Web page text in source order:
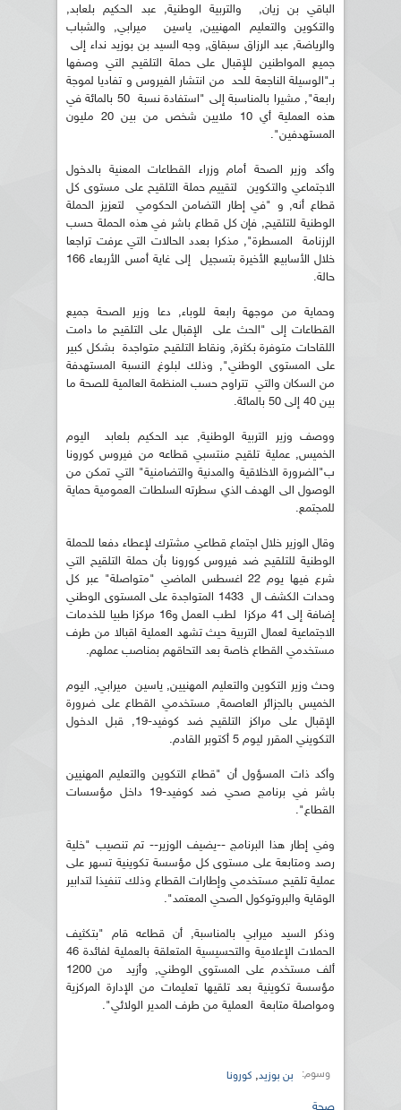
الباقي بن زيان, والتربية الوطنية, عبد الحكيم بلعابد,
والتكوين والتعليم المهنيين, ياسين ميرابي, والشباب
والرياضة, عبد الرزاق سبقاق, وجه السيد بن بوزيد نداء إلى
جميع المواطنين للإقبال على حملة التلقيح التي وصفها
بـ"الوسيلة الناجعة للحد من انتشار الفيروس و تفاديا لموجة
رابعة", مشيرا بالمناسبة إلى "استفادة نسبة 50 بالمائة في
هذه العملية أي 10 ملايين شخص من بين 20 مليون
المستهدفين".
وأكد وزير الصحة أمام وزراء القطاعات المعنية بالدخول
الاجتماعي والتكوين لتقييم حملة التلقيح على مستوى كل
قطاع أنه, و "في إطار التضامن الحكومي لتعزيز الحملة
الوطنية للتلقيح, فإن كل قطاع باشر في هذه الحملة حسب
الرزنامة المسطرة", مذكرا بعدد الحالات التي عرفت تراجعا
خلال الأسابيع الأخيرة بتسجيل إلى غاية أمس الأربعاء 166
حالة.
وحماية من موجهة رابعة للوباء, دعا وزير الصحة جميع
القطاعات إلى "الحث على الإقبال على التلقيح ما دامت
اللقاحات متوفرة بكثرة, ونقاط التلقيح متواجدة بشكل كبير
على المستوى الوطني", وذلك لبلوغ النسبة المستهدفة
من السكان والتي تتراوح حسب المنظمة العالمية للصحة ما
بين 40 إلى 50 بالمائة.
ووصف وزير التربية الوطنية, عبد الحكيم بلعابد اليوم
الخميس, عملية تلقيح منتسبي قطاعه من فيروس كورونا
ب"الضرورة الاخلاقية والمدنية والتضامنية" التي تمكن من
الوصول الى الهدف الذي سطرته السلطات العمومية حماية
للمجتمع.
وقال الوزير خلال اجتماع قطاعي مشترك لإعطاء دفعا للحملة
الوطنية للتلقيح ضد فيروس كورونا بأن حملة التلقيح التي
شرع فيها يوم 22 اغسطس الماضي "متواصلة" عبر كل
وحدات الكشف ال 1433 المتواجدة على المستوى الوطني
إضافة إلى 41 مركزا لطب العمل و16 مركزا طبيا للخدمات
الاجتماعية لعمال التربية حيث تشهد العملية اقبالا من طرف
مستخدمي القطاع خاصة بعد التحاقهم بمناصب عملهم.
وحث وزير التكوين والتعليم المهنيين, ياسين ميرابي, اليوم
الخميس بالجزائر العاصمة, مستخدمي القطاع على ضرورة
الإقبال على مراكز التلقيح ضد كوفيد-19, قبل الدخول
التكويني المقرر ليوم 5 أكتوبر القادم.
وأكد ذات المسؤول أن "قطاع التكوين والتعليم المهنيين
باشر في برنامج صحي ضد كوفيد-19 داخل مؤسسات
القطاع".
وفي إطار هذا البرنامج --يضيف الوزير-- تم تنصيب "خلية
رصد ومتابعة على مستوى كل مؤسسة تكوينية تسهر على
عملية تلقيح مستخدمي وإطارات القطاع وذلك تنفيذا لتدابير
الوقاية والبروتوكول الصحي المعتمد".
وذكر السيد ميرابي بالمناسبة, أن قطاعه قام "بتكثيف
الحملات الإعلامية والتحسيسية المتعلقة بالعملية لفائدة 46
ألف مستخدم على المستوى الوطني, وأزيد من 1200
مؤسسة تكوينية بعد تلقيها تعليمات من الإدارة المركزية
ومواصلة متابعة العملية من طرف المدير الولائي".
وسوم: بن بوزيد, كورونا
صحة